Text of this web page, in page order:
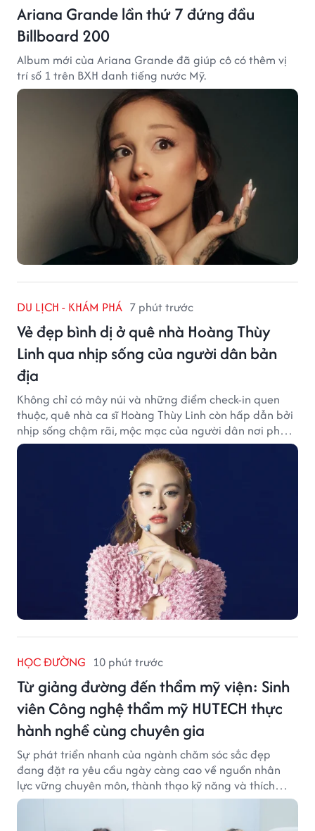
Ariana Grande lần thứ 7 đứng đầu
Billboard 200
Album mới của Ariana Grande đã giúp cô có thêm vị
trí số 1 trên BXH danh tiếng nước Mỹ.
DU LỊCH - KHÁM PHÁ 7 phút trước
Vẻ đẹp bình dị ở quê nhà Hoàng Thùy
Linh qua nhịp sống của người dân bản
địa
Không chỉ có mây núi và những điểm check-in quen
thuộc, quê nhà ca sĩ Hoàng Thùy Linh còn hấp dẫn bởi
nhịp sống chậm rãi, mộc mạc của người dân nơi phố
núi.
HỌC ĐƯỜNG 10 phút trước
Từ giảng đường đến thẩm mỹ viện: Sinh
viên Công nghệ thẩm mỹ HUTECH thực
hành nghề cùng chuyên gia
Sự phát triển nhanh của ngành chăm sóc sắc đẹp
đang đặt ra yêu cầu ngày càng cao về nguồn nhân
lực vững chuyên môn, thành thạo kỹ năng và thích
ứng với công nghệ hiện đại.